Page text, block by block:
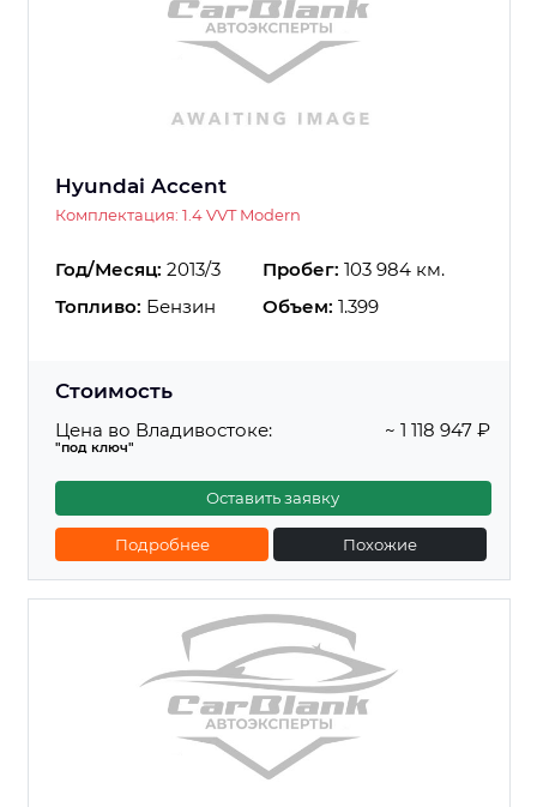
Hyundai Accent
Комплектация: 1.4 VVT Modern
Год/Месяц: 2013/3 Пробег: 103 984 км.
Топливо: Бензин Объем: 1.399
Стоимость
Цена во Владивостоке:
"под ключ"
~ 1 118 947 ₽
Оставить заявку
Подробнее Похожие